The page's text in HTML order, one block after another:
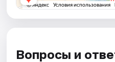
Вопросы и